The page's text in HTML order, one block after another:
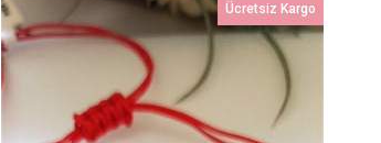
Ücretsiz Kargo